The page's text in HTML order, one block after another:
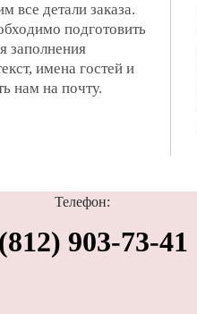
все детали заказа.
подготовить
заполнения
имена гостей и
нам на почту.
Телефон:
903-73-41